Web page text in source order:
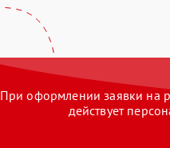
При оформлении заявки на
действует